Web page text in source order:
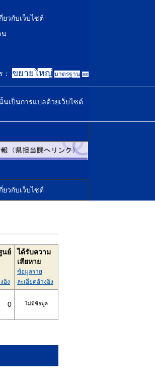
ยวกับเว็บไซต์
น
ขยายใหญ่ มาตรฐาน ลด
นเป็นการแปลด้วยเว็บไซต์
ยวกับเว็บไซต์
นย์
อิง
ได้รับความ
เสียหาย
ข้อมูลราย
ละเอียดอ้างอิง
0
ไม่มีข้อมูล